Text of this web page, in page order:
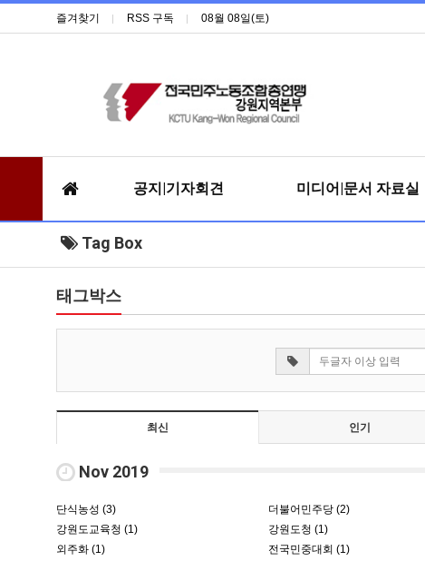
즐겨찾기 RSS 구독 08월 08일(토)
공지|기자회견 미디어|문서 자료실
Tag Box
태그박스
최신 인기
Nov 2019
단식농성 (3) 더불어민주당 (2)
강원도교육청 (1)
강원도청 (1)
외주화 (1)
전국민중대회 (1)